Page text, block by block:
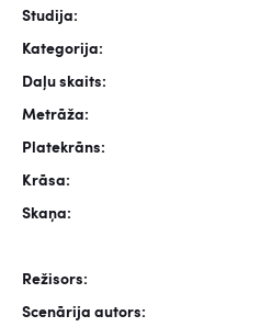
Studija:
Kategorija:
Daļu skaits:
Metrāža:
Platekrāns:
Krāsa:
Skaņa:
Režisors:
Scenārija autors: